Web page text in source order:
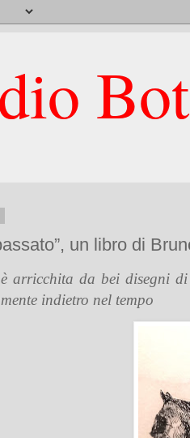
un libro di
arricchita da bei disegni
indietro nel tempo